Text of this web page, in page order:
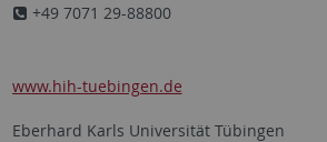
+49 7071 29-88800
www.hih-tuebingen.de
Eberhard Karls Universität Tübingen